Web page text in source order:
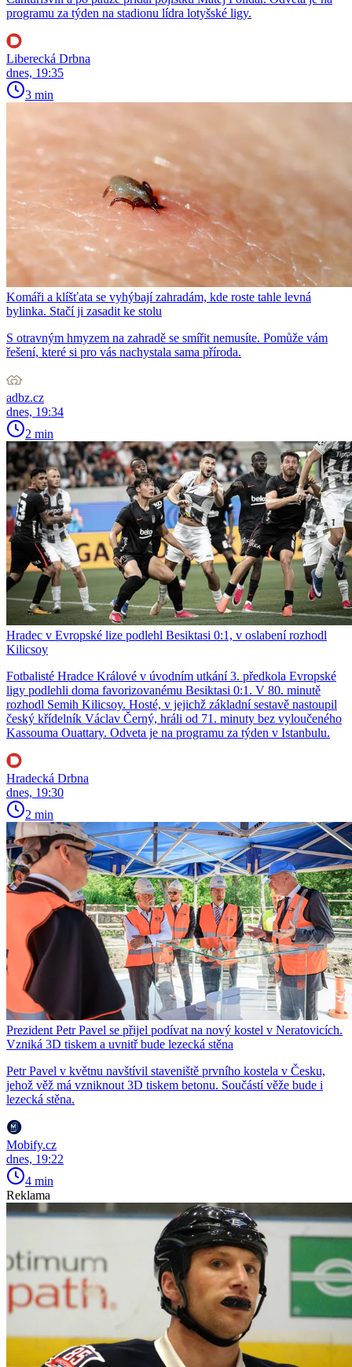
programu za týden na stadionu lídra lotyšské ligy.
Liberecká Drbna
dnes, 19:35
3 min
Komáři a klíšťata se vyhýbají zahradám, kde roste tahle levná
bylinka. Stačí ji zasadit ke stolu
S otravným hmyzem na zahradě se smířit nemusíte. Pomůže vám
řešení, které si pro vás nachystala sama příroda.
adbz.cz
dnes, 19:34
2 min
Hradec v Evropské lize podlehl Besiktasi 0:1, v oslabení rozhodl
Kilicsoy
Fotbalisté Hradce Králové v úvodním utkání 3. předkola Evropské
ligy podlehli doma favorizovanému Besiktasi 0:1. V 80. minutě
rozhodl Semih Kilicsoy. Hosté, v jejichž základní sestavě nastoupil
český křídelník Václav Černý, hráli od 71. minuty bez vyloučeného
Kassouma Ouattary. Odveta je na programu za týden v Istanbulu.
Hradecká Drbna
dnes, 19:30
2 min
Prezident Petr Pavel se přijel podívat na nový kostel v Neratovicích.
Vzniká 3D tiskem a uvnitř bude lezecká stěna
Petr Pavel v květnu navštívil staveniště prvního kostela v Česku,
jehož věž má vzniknout 3D tiskem betonu. Součástí věže bude i
lezecká stěna.
Mobify.cz
dnes, 19:22
4 min
Reklama